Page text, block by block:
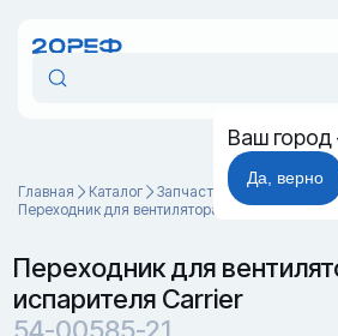
Ваш
Да, верно
Главная Каталог
Запчасти для
Переходник для вентилятора испарителя
Переходник для
испарителя Carrier